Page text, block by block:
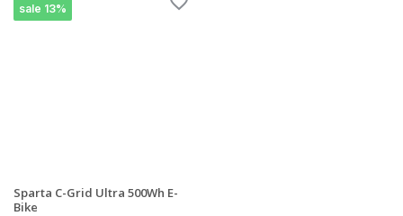
sale 13%
Sparta C-Grid Ultra 500Wh E-
Bike